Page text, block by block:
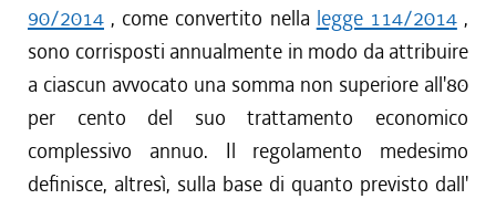
90/2014 , come convertito nella legge 114/2014,
sono corrisposti annualmente in modo da attribuire
a ciascun avvocato una somma non superiore all'80
per cento del suo trattamento economico
complessivo annuo. Il regolamento medesimo
definisce, altresì, sulla base di quanto previsto dall'